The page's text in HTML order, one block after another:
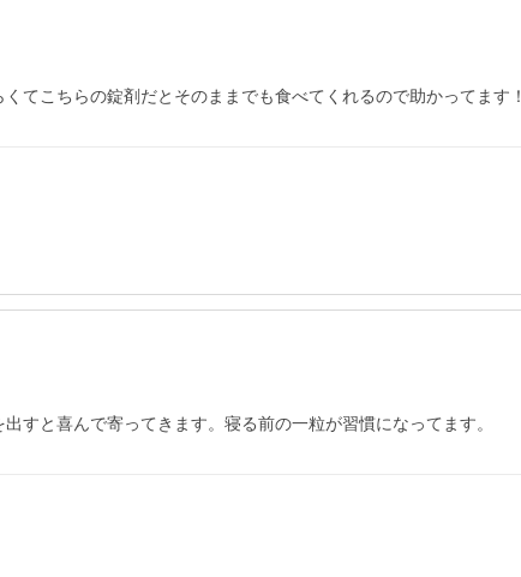
てこちらの錠剤だとそのままでも食べてくれるので助かってます！
すと喜んで寄ってきます。寝る前の一粒が習慣になってます。